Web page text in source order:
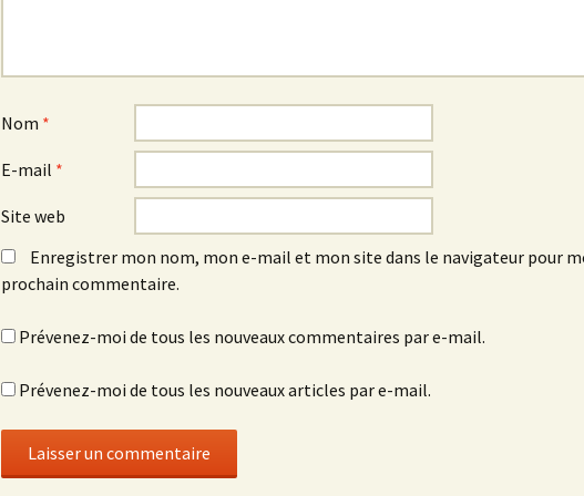
Nom *
E-mail *
Site web
Enregistrer mon nom, mon e-mail et mon site dans le navigateur pour
prochain commentaire.
Prévenez-moi de tous les nouveaux commentaires par e-mail.
Prévenez-moi de tous les nouveaux articles par e-mail.